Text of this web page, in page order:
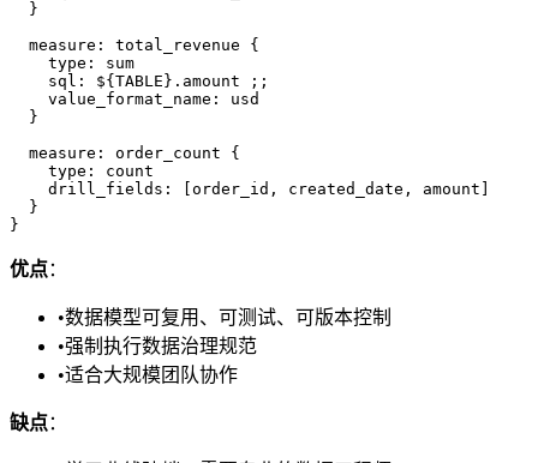
  }
  measure: total_revenue {
    type: sum
    sql: ${TABLE}.amount ;;
    value_format_name: usd
  }
  measure: order_count {
    type: count
    drill_fields: [order_id, created_date, amount]
  }
优点：
•数据模型可复用、可测试、可版本控制
•强制执行数据治理规范
•适合大规模团队协作
缺点：